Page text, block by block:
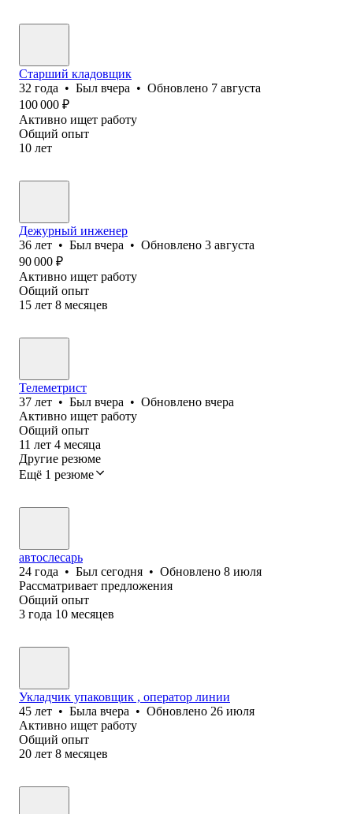
Старший кладовщик
32 года • Был вчера • Обновлено 7 августа
100 000 ₽
Активно ищет работу
Общий опыт
10 лет
Дежурный инженер
36 лет • Был вчера • Обновлено 3 августа
90 000 ₽
Активно ищет работу
Общий опыт
15 лет 8 месяцев
Телеметрист
37 лет • Был вчера • Обновлено вчера
Активно ищет работу
Общий опыт
11 лет 4 месяца
Другие резюме
Ещё 1 резюме
автослесарь
24 года • Был сегодня • Обновлено 8 июля
Рассматривает предложения
Общий опыт
3 года 10 месяцев
Укладчик упаковщик , оператор линии
45 лет • Была вчера • Обновлено 26 июля
Активно ищет работу
Общий опыт
20 лет 8 месяцев